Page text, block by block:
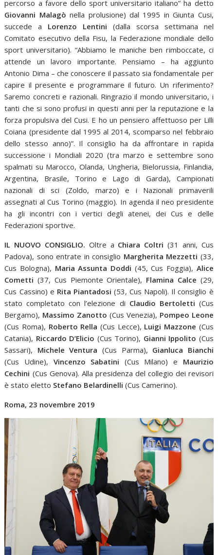
percorso a favore dello sport universitario italiano” ha detto
Giovanni Malagònella prolusione) dal 1995 in Giunta Cusi,
succede a Lorenzo Lentini (dalla scorsa settimana nel
Comitato esecutivo della Fisu, la Federazione mondiale dello
sport universitario). “Abbiamo le maniche ben rimboccate, ci
attende un lavoro importante. Pensiamo – ha aggiunto
Antonio Dima – che conoscere il passato sia fondamentale per
capire il presente e programmare il futuro. Un riferimento?
Saremo concreti e razionali. Ringrazio il mondo universitario, i
tanti che si sono profusi in questi anni per la reputazione e la
forza propulsiva del Cusi. E ho un pensiero affettuoso per Lilli
Coiana (presidente dal 1995 al 2014, scomparso nel febbraio
dello stesso anno)”. Il consiglio ha da affrontare in rapida
successione i Mondiali 2020 (tra marzo e settembre sono
spalmati su Marocco, Olanda, Ungheria, Bielorussia, Finlandia,
Argentina, Brasile, Torino e Lago di Garda), Campionati
nazionali di sci (Zoldo, marzo) e i Nazionali primaverili
assegnati al Cus Torino (maggio). In agenda il neo presidente
ha gli incontri con i vertici degli atenei, dei Cus e delle
Federazioni sportive.
IL NUOVO CONSIGLIO. Oltre a Chiara Coltri (31 anni, Cus
Padova), sono entrate in consiglio Margherita Mezzetti (33,
Cus Bologna), Maria Assunta Doddi (45, Cus Foggia), Alice
Cometti(37, Cus Piemonte Orientale), Flamina Calce (29,
Cus Cassino) e Rita Piantadosi(53, Cus Napoli). Il consiglio è
stato completato con l’elezione di Claudio Bertoletti (Cus
Bergamo), Massimo Zanotto (Cus Venezia), Pompeo Leone
(Cus Roma), Roberto Rella(Cus Lecce), Luigi Mazzone (Cus
Catania), Riccardo D’Elicio (Cus Torino), Gianni Ippolito (Cus
Sassari), Michele Ventura (Cus Parma), Gianluca Bianchi
(Cus Udine), Vincenzo Sabatini (Cus Milano) e Maurizio
Cechini (Cus Genova). Alla presidenza del collegio dei revisori
è stato eletto Stefano Belardinelli(Cus Camerino).
Roma, 23 novembre 2019